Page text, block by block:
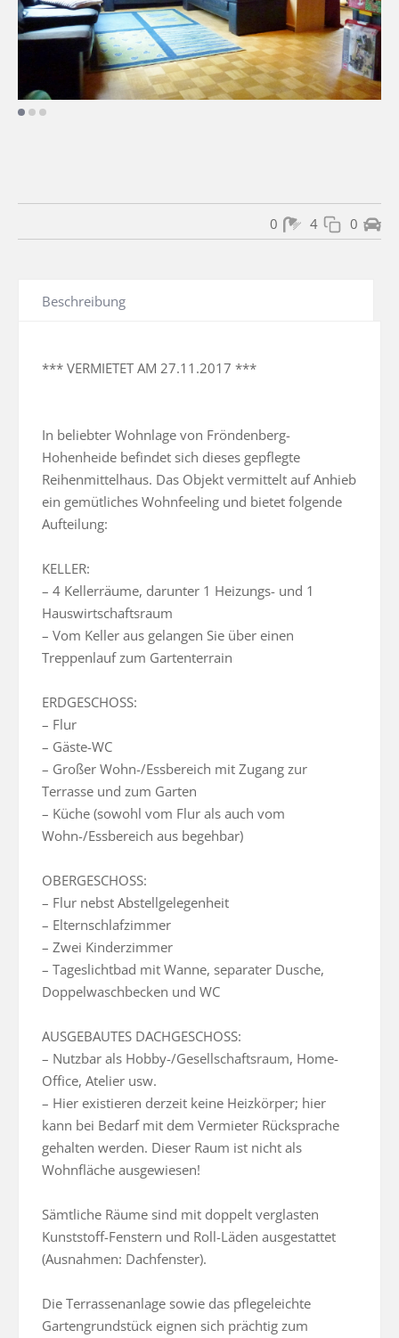
0
4
0
Beschreibung
*** VERMIETET AM 27.11.2017 ***
In beliebter Wohnlage von Fröndenberg-
Hohenheide befindet sich dieses gepflegte
Reihenmittelhaus. Das Objekt vermittelt auf Anhieb
ein gemütliches Wohnfeeling und bietet folgende
Aufteilung:
KELLER:
– 4 Kellerräume, darunter 1 Heizungs- und 1
Hauswirtschaftsraum
– Vom Keller aus gelangen Sie über einen
Treppenlauf zum Gartenterrain
ERDGESCHOSS:
– Flur
– Gäste-WC
– Großer Wohn-/Essbereich mit Zugang zur
Terrasse und zum Garten
– Küche (sowohl vom Flur als auch vom
Wohn-/Essbereich aus begehbar)
OBERGESCHOSS:
– Flur nebst Abstellgelegenheit
– Elternschlafzimmer
– Zwei Kinderzimmer
– Tageslichtbad mit Wanne, separater Dusche,
Doppelwaschbecken und WC
AUSGEBAUTES DACHGESCHOSS:
– Nutzbar als Hobby-/Gesellschaftsraum, Home-
Office, Atelier usw.
– Hier existieren derzeit keine Heizkörper; hier
kann bei Bedarf mit dem Vermieter Rücksprache
gehalten werden. Dieser Raum ist nicht als
Wohnfläche ausgewiesen!
Sämtliche Räume sind mit doppelt verglasten
Kunststoff-Fenstern und Roll-Läden ausgestattet
(Ausnahmen: Dachfenster).
Die Terrassenanlage sowie das pflegeleichte
Gartengrundstück eignen sich prächtig zum